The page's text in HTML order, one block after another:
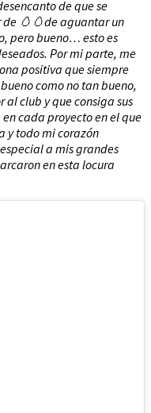
de que se
de 🥚🥚de aguantar un
pero bueno… esto es
Por mi parte, me
positiva que siempre
como no tan bueno,
club y que consiga sus
cada proyecto en el que
y todo mi corazón
a mis grandes
en esta locura